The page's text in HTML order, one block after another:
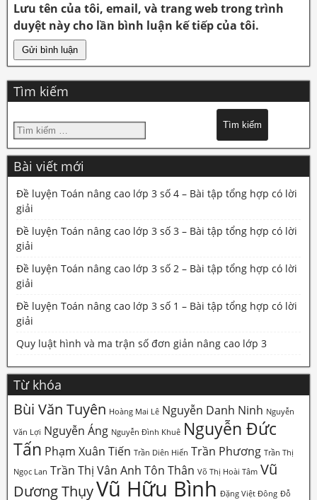
Lưu tên của tôi, email, và trang web trong trình
duyệt này cho lần bình luận kế tiếp của tôi.
Tìm kiếm
Bài viết mới
Đề luyện Toán nâng cao lớp 3 số 4 – Bài tập tổng hợp có lời
giải
Đề luyện Toán nâng cao lớp 3 số 3 – Bài tập tổng hợp có lời
giải
Đề luyện Toán nâng cao lớp 3 số 2 – Bài tập tổng hợp có lời
giải
Đề luyện Toán nâng cao lớp 3 số 1 – Bài tập tổng hợp có lời
giải
Quy luật hình và ma trận số đơn giản nâng cao lớp 3
Từ khóa
Bùi Văn Tuyên Hoàng Mai Lê Nguyễn Danh Ninh Nguyễn
Văn Lợi Nguyễn Áng Nguyễn Đình Khuê Nguyễn Đức
Tấn Phạm Xuân Tiến Trần Diên Hiển Trần Phương Trần Thị
Ngọc Lan Trần Thị Vân Anh Tôn Thân Võ Thị Hoài Tâm Vũ
Dương ThụyVũ Hữu Bình Đặng Việt Đông Đỗ